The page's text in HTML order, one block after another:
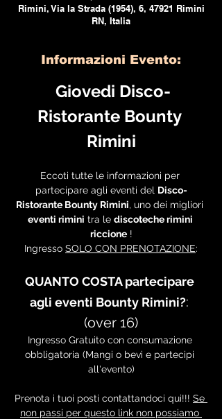
Rimini, Via la Strada (1954), 6, 47921 Rimini
RN, Italia
Informazioni Evento:
Giovedi Disco-
Ristorante Bounty
Rimini
Eccoti tutte le informazioni per
partecipare agli eventi del Disco-
Ristorante Bounty Rimini, uno dei migliori
eventi rimini tra le discoteche rimini
riccione !
Ingresso SOLO CON PRENOTAZIONE:
QUANTO COSTA partecipare
agli eventi Bounty Rimini?:
(over 16)
Ingresso Gratuito con consumazione
obbligatoria (Mangi o bevi e partecipi
all'evento)
Prenota i tuoi posti contattandoci qui!!! Se
non passi per questo link non possiamo